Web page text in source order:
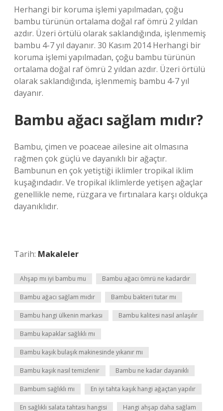
Herhangi bir koruma işlemi yapılmadan, çoğu
bambu türünün ortalama doğal raf ömrü 2 yıldan
azdır. Üzeri örtülü olarak saklandığında, işlenmemiş
bambu 4-7 yıl dayanır. 30 Kasım 2014 Herhangi bir
koruma işlemi yapılmadan, çoğu bambu türünün
ortalama doğal raf ömrü 2 yıldan azdır. Üzeri örtülü
olarak saklandığında, işlenmemiş bambu 4-7 yıl
dayanır.
Bambu ağacı sağlam mıdır?
Bambu, çimen ve poaceae ailesine ait olmasına
rağmen çok güçlü ve dayanıklı bir ağaçtır.
Bambunun en çok yetiştiği iklimler tropikal iklim
kuşağındadır. Ve tropikal iklimlerde yetişen ağaçlar
genellikle neme, rüzgara ve fırtınalara karşı oldukça
dayanıklıdır.
Tarih: Makaleler
Ahşap mı iyi bambu mu Bambu ağacı ömrü ne kadardır
Bambu ağacı sağlam mıdır Bambu bakteri tutar mı
Bambu hangi ülkenin markası Bambu kalitesi nasıl anlaşılır
Bambu kapaklar sağlıklı mı
Bambu kaşık bulaşık makinesinde yıkanır mı
Bambu kaşık nasıl temizlenir Bambu ne kadar dayanıklı
Bambum sağlıklı mı En iyi tahta kaşık hangi ağaçtan yapılır
En sağlıklı salata tahtası hangisi Hangi ahşap daha sağlam